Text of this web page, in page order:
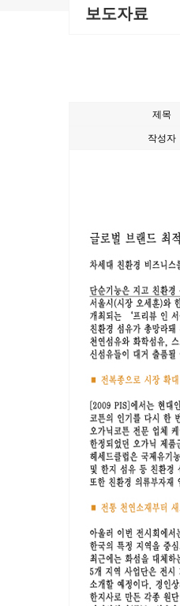
보도자료
제목
작성자